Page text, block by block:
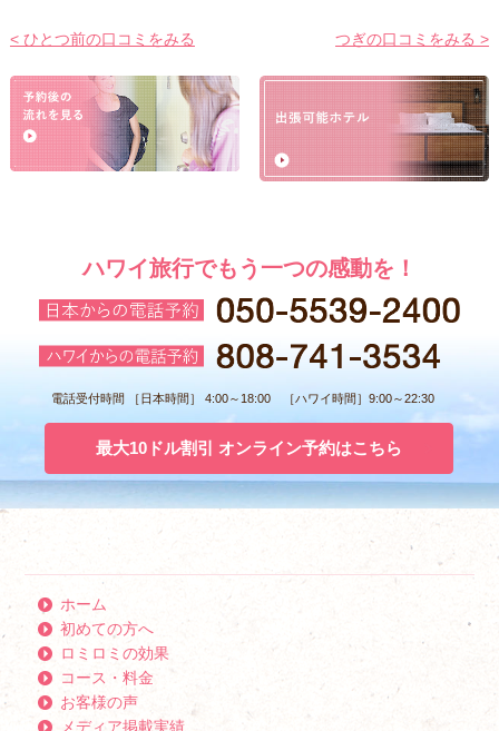
< ひとつ前の口コミをみる つぎの口コミをみる >
ハワイ旅行でもう一つの感動を！
電話受付時間 ［日本時間］ 4:00～18:00 ［ハワイ時間］9:00～22:30
最大10ドル割引 オンライン予約はこちら
ホーム
初めての方へ
ロミロミの効果
コース・料金
お客様の声
メディア掲載実績